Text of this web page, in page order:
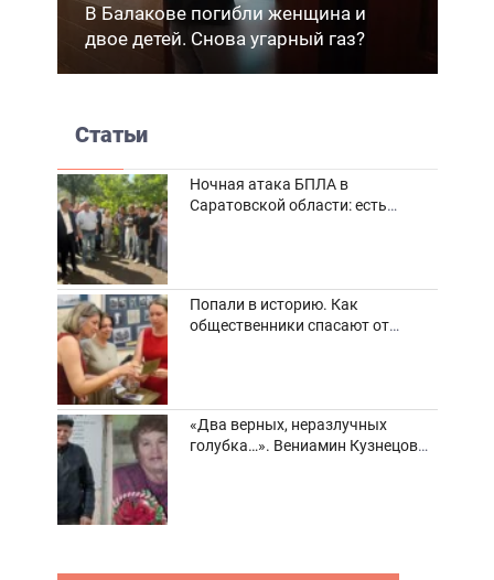
В Балакове погибли женщина и
двое детей. Снова угарный газ?
Статьи
Ночная атака БПЛА в
Саратовской области: есть
Попали в историю. Как
общественники спасают от
«Два верных, неразлучных
голубка…». Вениамин Кузнецов